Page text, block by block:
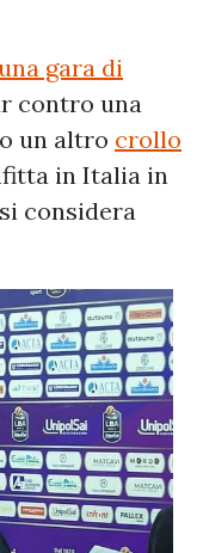
gara di
contro una
un altro crollo
in Italia in
considera